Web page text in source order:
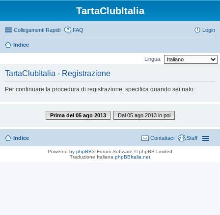
TartaClubItalia
Collegamenti Rapidi FAQ Login
Indice
Lingua:
TartaClubItalia - Registrazione
Per continuare la procedura di registrazione, specifica quando sei nato:
Prima del 05 ago 2013 Dal 05 ago 2013 in poi
Indice Staff
Contattaci
Powered by phpBB® Forum Software © phpBB Limited
Traduzione Italiana phpBBItalia.net